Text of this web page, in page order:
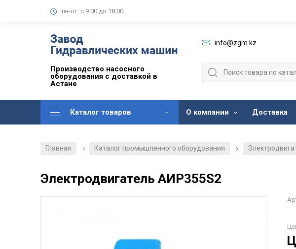
пн-пт: с 9:00 до 18:00
Производство насосного
оборудования с доставкой в
Астане
info@zgm.kz
Каталог товаров О компании Доставка
Главная / Каталог промышленного оборудования /
Электродвигатель АИР355S2